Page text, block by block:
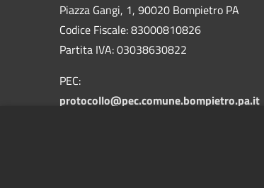
Piazza Gangi, 1, 90020 Bompietro PA
Codice Fiscale: 83000810826
Partita IVA: 03038630822
PEC:
protocollo@pec.comune.bompietro.pa.it